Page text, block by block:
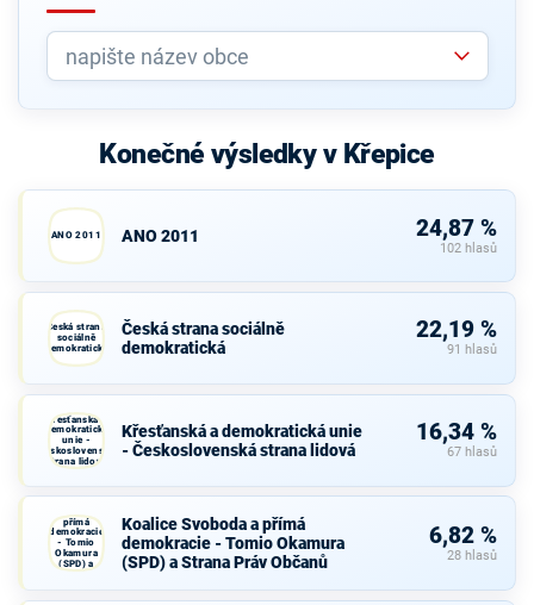
Konečné výsledky v Křepice
ANO 2011 ANO 2011 24,87 %
102 hlasů
Česká strana
sociálně
demokratická
Česká strana sociálně
demokratická
22,19 %
91 hlasů
Křesťanská a
demokratická
unie -
Československá
strana lidová
Křesťanská a demokratická unie
- Československá strana lidová
16,34 %
67 hlasů
přímá
demokracie
- Tomio
Okamura
(SPD) a
Strana Práv
Koalice Svoboda a přímá
demokracie - Tomio Okamura
(SPD) a Strana Práv Občanů
6,82 %
28 hlasů